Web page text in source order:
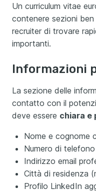
Un curriculum vitae
contenere sezioni
recruiter di trovare
importanti.
Informazioni
La sezione delle
contatto con il
deve essere chiara e
Nome e cognome
Numero di telefono
Indirizzo email
Città di residenza
Profilo LinkedIn